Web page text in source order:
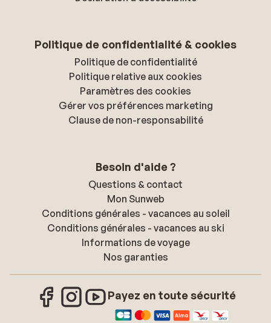
Politique de confidentialité & cookies
Politique de confidentialité
Politique relative aux cookies
Paramètres des cookies
Gérer vos préférences marketing
Clause de non-responsabilité
Besoin d'aide ?
Questions & contact
Mon Sunweb
Conditions générales - vacances au soleil
Conditions générales - vacances au ski
Informations de voyage
Nos garanties
Payez en toute sécurité